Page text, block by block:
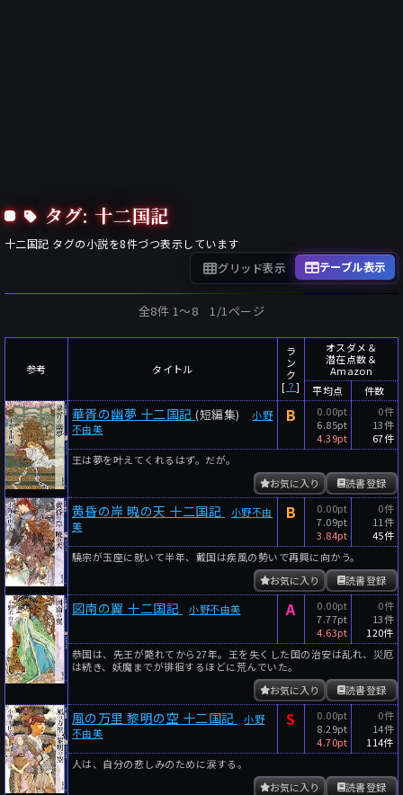
タグ: 十二国記
十二国記 タグの小説を8件づつ表示しています
グリッド表示 テーブル表示
全8件 1〜8 1/1ページ
参考 タイトル
ラ
ン
ク
[ ？]
オスダメ＆
潜在点数＆
Amazon
平均点
件数
華胥の幽夢 十二国記 (短編集)
小野
不由美
B
0.00pt
6.85pt
4.39pt
0件
13件
67件
王は夢を叶えてくれるはず。だが。
読書登録
お気に入り
黄昏の岸 暁の天 十二国記
小野不由
美
B
0.00pt
7.09pt
3.84pt
0件
11件
45件
驍宗が玉座に就いて半年、戴国は疾風の勢いで再興に向かう。
読書登録
お気に入り
図南の翼 十二国記 小野不由美 A
0.00pt
7.77pt
4.63pt
0件
13件
120件
恭国は、先王が斃れてから27年。王を失くした国の治安は乱れ、災厄
は続き、妖魔までが徘徊するほどに荒んでいた。
読書登録
お気に入り
風の万里 黎明の空 十二国記
小野
不由美
S
0.00pt
8.29pt
4.70pt
0件
14件
114件
人は、自分の悲しみのために涙する。
読書登録
お気に入り